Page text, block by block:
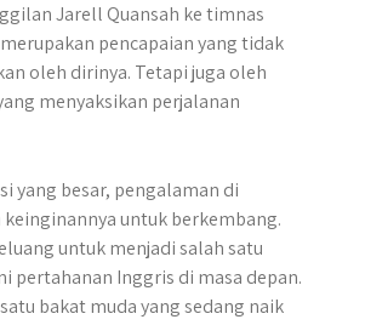
Jarell Quansah ke timnas
pencapaian yang tidak
oleh dirinya. Tetapi juga oleh
menyaksikan perjalanan
yang besar, pengalaman di
untuk berkembang.
untuk menjadi salah satu
pertahanan Inggris di masa depan.
bakat muda yang sedang naik